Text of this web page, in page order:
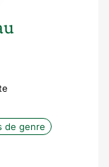
de genre